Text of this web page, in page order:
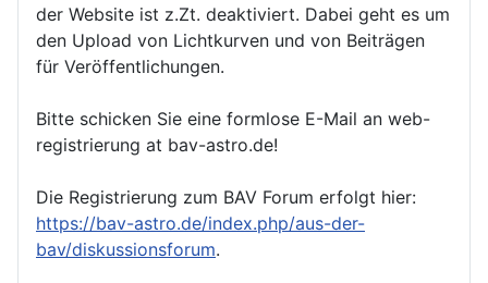
der Website ist z.Zt. deaktiviert. Dabei geht es um
den Upload von Lichtkurven und von Beiträgen
für Veröffentlichungen.
Bitte schicken Sie eine formlose E-Mail an web-
registrierung at bav-astro.de!
Die Registrierung zum BAV Forum erfolgt hier:
https://bav-astro.de/index.php/aus-der-
bav/diskussionsforum.